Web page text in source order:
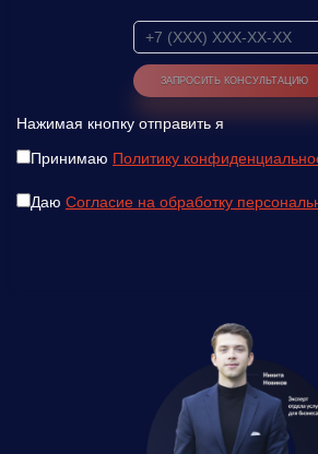
Нажимая кнопку отправить я
Принимаю Политику
Даю Согласие на обработку